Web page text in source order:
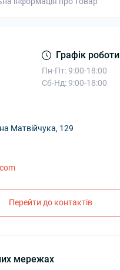
Графік роботи
Пн-Пт: 9:00-18:00
Сб-Нд: 9:00-18:00
Матвійчука, 129
Перейти до контактів
мережах